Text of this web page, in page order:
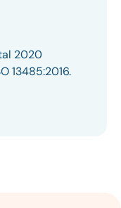
2020
13485:2016.